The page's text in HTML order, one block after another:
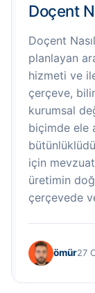
Doçent
Doçent
planlayan
hizmeti ve
çerçeve,
kurumsal
biçimde ele
için
üretimin
çerçevede
ömür27